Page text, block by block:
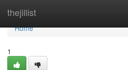
thejillist
Home
Home
1